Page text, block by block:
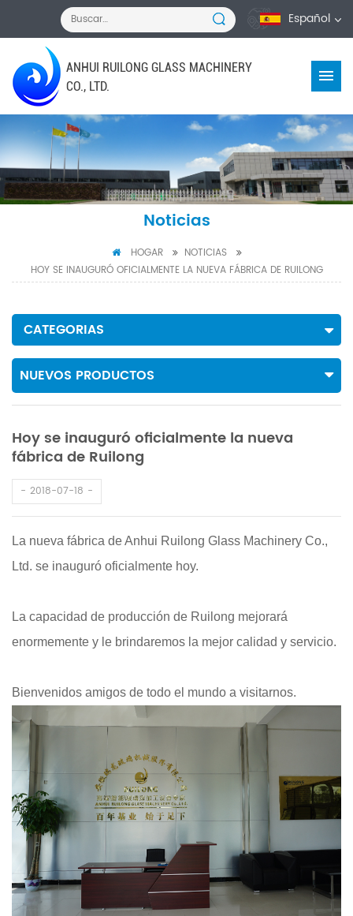
Español
ANHUI RUILONG GLASS MACHINERY
CO., LTD.
Noticias
HOGAR
NOTICIAS
HOY SE INAUGURÓ OFICIALMENTE LA NUEVA FÁBRICA DE RUILONG
CATEGORIAS
NUEVOS PRODUCTOS
Hoy se inauguró oficialmente la nueva
fábrica de Ruilong
2018-07-18
La nueva fábrica de Anhui Ruilong Glass Machinery Co.,
Ltd. se inauguró oficialmente hoy.
La capacidad de producción de Ruilong mejorará
enormemente y le brindaremos la mejor calidad y servicio.
Bienvenidos amigos de todo el mundo a visitarnos.